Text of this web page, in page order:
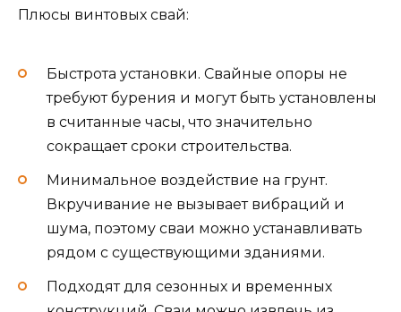
Плюсы винтовых свай:
Быстрота установки. Свайные опоры не
требуют бурения и могут быть установлены
в считанные часы, что значительно
сокращает сроки строительства.
Минимальное воздействие на грунт.
Вкручивание не вызывает вибраций и
шума, поэтому сваи можно устанавливать
рядом с существующими зданиями.
Подходят для сезонных и временных